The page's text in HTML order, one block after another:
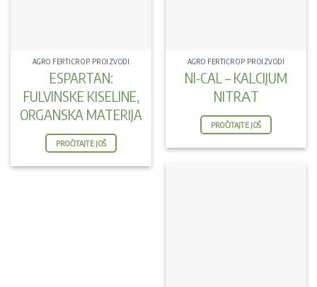
AGRO FERTICROP PROIZVODI
ESPARTAN:
FULVINSKE KISELINE,
ORGANSKA MATERIJA
PROČITAJTE JOŠ
AGRO FERTICROP PROIZVODI
NI-CAL – KALCIJUM
NITRАT
PROČITAJTE JOŠ